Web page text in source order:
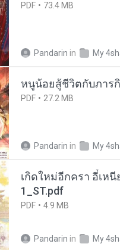
PDF 73.4 MB
Pandarin in My
หนูน้อยสู้ชีวิตกับภาร
PDF 27.2 MB
Pandarin in My
เกิดใหม่อีกครา อี๋เห
1_ST.pdf
PDF 4.9 MB
Pandarin in My